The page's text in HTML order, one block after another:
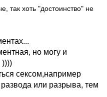
так хоть "достоинство" не
но могу и
))))
сексом,например
или разрыва, тем